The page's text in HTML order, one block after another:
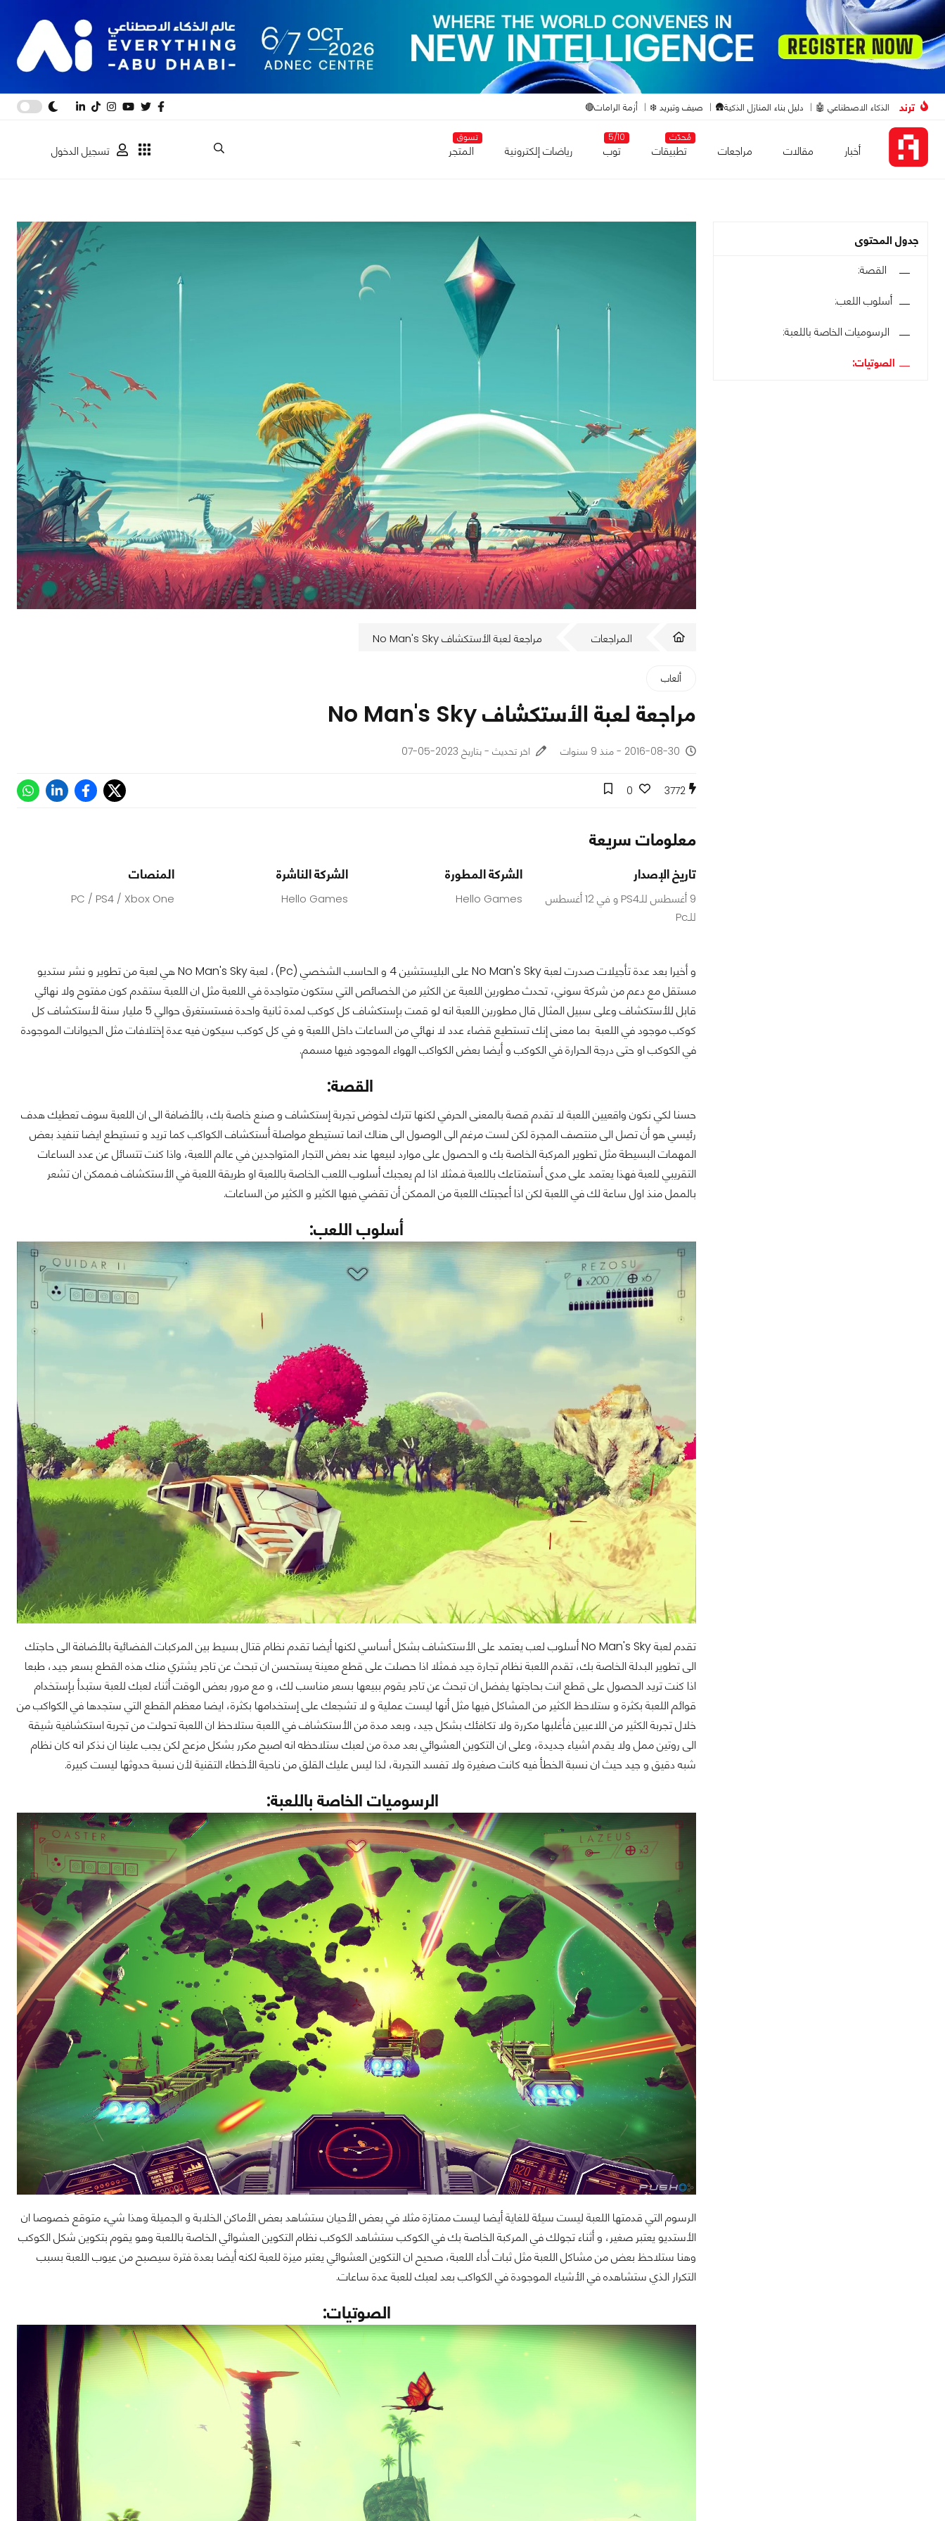
ترند الذكاء الاصطناعي 🤖 دليل بناء المنازل الذكية🛖 صيف وتبريد ❄️ أزمة الرامات🔴
أخبار مقالات مراجعات
مُحدّث
تطبيقات
5/10
توب رياضات إلكترونية
تسوق
المتجر تسجيل الدخول
جدول المحتوى
القصة:
أسلوب اللعب:
الرسوميات الخاصة باللعبة:
الصوتيات:
المراجعات مراجعة لعبة الأستكشاف No Man's Sky
ألعاب
مراجعة لعبة الأستكشاف No Man's Sky
2016-08-30 - منذ 9 سنوات اخر تحديث - بتاريخ 2023-05-07
3772
0
معلومات سريعة
تاريخ الإصدار
9 أغسطس للـPS4 و في 12 أغسطس
للـPc
الشركة المطورة
Hello Games
الشركة الناشرة
Hello Games
المنصات
PC / PS4 / Xbox One
و أخيرا بعد عدة تأجيلات صدرت لعبة No Man's Sky على البليستشين 4 و الحاسب الشخصي (Pc)، لعبة No Man's Sky هي لعبة من تطوير و نشر ستديو
مستقل مع دعم من شركة سوني، تحدث مطورين اللعبة عن الكثير من الخصائص التي ستكون متواجدة في اللعبة مثل ان اللعبة ستقدم كون مفتوح ولا نهائي
قابل للأستكشاف وعلى سبيل المثال قال مطورين اللعبة انه لو قمت بإستكشاف كل كوكب لمدة ثانية واحدة فستستغرق حوالي 5 مليار سنة لأستكشاف كل
كوكب موجود في اللعبة بما معنى إنك تستطيع قضاء عدد لا نهائي من الساعات داخل اللعبة و في كل كوكب سيكون فيه عدة إختلافات مثل الحيوانات الموجودة
في الكوكب او حتى درجة الحرارة في الكوكب و أيضا بعض الكواكب الهواء الموجود فيها مسمم.
القصة:
حسنا لكي نكون واقعيين اللعبة لا تقدم قصة بالمعنى الحرفي لكنها تترك لخوض تجربة إستكشاف و صنع خاصة بك، بالأضافة الى ان اللعبة سوف تعطيك هدف
رئيسي هو أن تصل الى منتصف المجرة لكن لست مرغم الى الوصول الى هناك انما تستيطع مواصلة أستكشاف الكواكب كما تريد و تستيطع ايضا تنفيذ بعض
المهمات البسيطة مثل تطوير المركبة الخاصة بك و الحصول على موارد لبيعها عند بعض التجار المتواجدين في عالم اللعبة، واذا كنت تتسائل عن عدد الساعات
التقريبي للعبة فهذا يعتمد على مدى أستمتاعك باللعبة فـمثلا اذا لم يعجبك أسلوب اللعب الخاصة باللعبة او طريقة اللعبة في الأستكشاف فـممكن ان تشعر
بالممل منذ اول ساعة لك في اللعبة لكن اذا أعجبتك اللعبة من الممكن أن تقضي فيها الكثير و الكثير من الساعات.
أسلوب اللعب:
تقدم لعبة No Man's Sky أسلوب لعب يعتمد على الأستكشاف بشكل أساسي لكنها أيضا تقدم نظام قتال بسيط بين المركبات الفضائية بالأضافة الى حاجتك
الى تطوير البدلة الخاصة بك، تقدم اللعبة نظام تجارة جيد فـمثلا اذا حصلت على قطع معينة يستحسن ان تبحث عن تاجر يشتري منك هذه القطع بسعر جيد، طبعا
اذا كنت تريد الحصول على قطع انت بحاجتها يفضل ان تبحث عن تاجر يقوم ببيعها بسعر مناسب لك، و مع مرور بعض الوقت أثناء لعبك للعبة ستبدأ بإستخدام
قوائم اللعبة بكثرة و ستلاحظ الكثير من المشاكل فيها مثل أنها ليست عملية و لا تشجعك على إستخدامها بكثرة، ايضا معظم القطع التي ستجدها في الكواكب من
خلال تجربة الكثير من اللاعبين فأغلبها مكررة ولا تكافئك بشكل جيد، وبعد مدة من الأستكشاف في اللعبة ستلاحظ ان اللعبة تحولت من تجربة استكشافية شيقة
الى روتين ممل ولا يقدم اشياء جديدة، وعلى ان التكوين العشوائي بعد مدة من لعبك ستلاحظه انه اصبح مكرر بشكل مزعج لكن يجب علينا ان نذكر انه كان نظام
شبه دقيق و جيد حيث ان نسبة الخطأ فيه كانت صغيرة ولا تفسد التجربة، لذا ليس عليك القلق من ناحية الأخطاء التقنية لأن نسبة حدوثها ليست كبيرة.
الرسوميات الخاصة باللعبة:
الرسوم التي قدمتها اللعبة ليست سيئة للغاية أيضا ليست ممتازة مثلا في بعض الأحيان ستشاهد بعض الأماكن الخلابة و الجميلة وهذا شيء متوقع خصوصا ان
الأستديو يعتبر صغير، و أثناء تجولك في المركبة الخاصة بك في الكوكب ستشاهد الكوكب نظام التكوين العشوائي الخاصة باللعبة وهو يقوم بتكوين شكل الكوكب
وهنا ستلاحظ بعض من مشاكل اللعبة مثل ثبات أداء اللعبة، صحيح ان التكوين العشوائي يعتبر ميزة للعبة لكنه أيضا بعدة فترة سيصبح من عيوب اللعبة بسبب
التكرار الذي ستشاهده في الأشياء الموجودة في الكواكب بعد لعبك للعبة عدة ساعات.
الصوتيات: